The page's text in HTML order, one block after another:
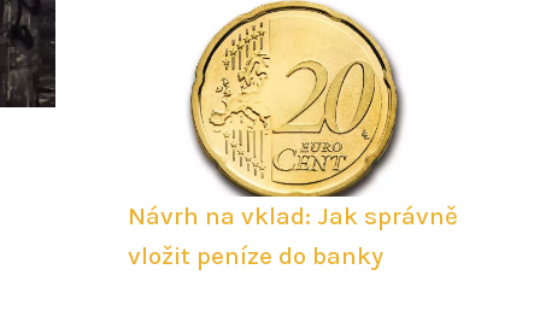
Návrh na vklad: Jak správně
vložit peníze do banky